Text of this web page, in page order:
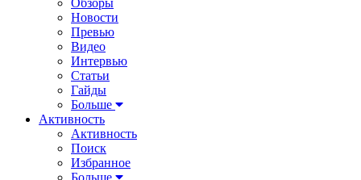
Новости
Превью
Видео
Интервью
Статьи
Гайды
Больше
Активность
Активность
Поиск
Избранное
Больше